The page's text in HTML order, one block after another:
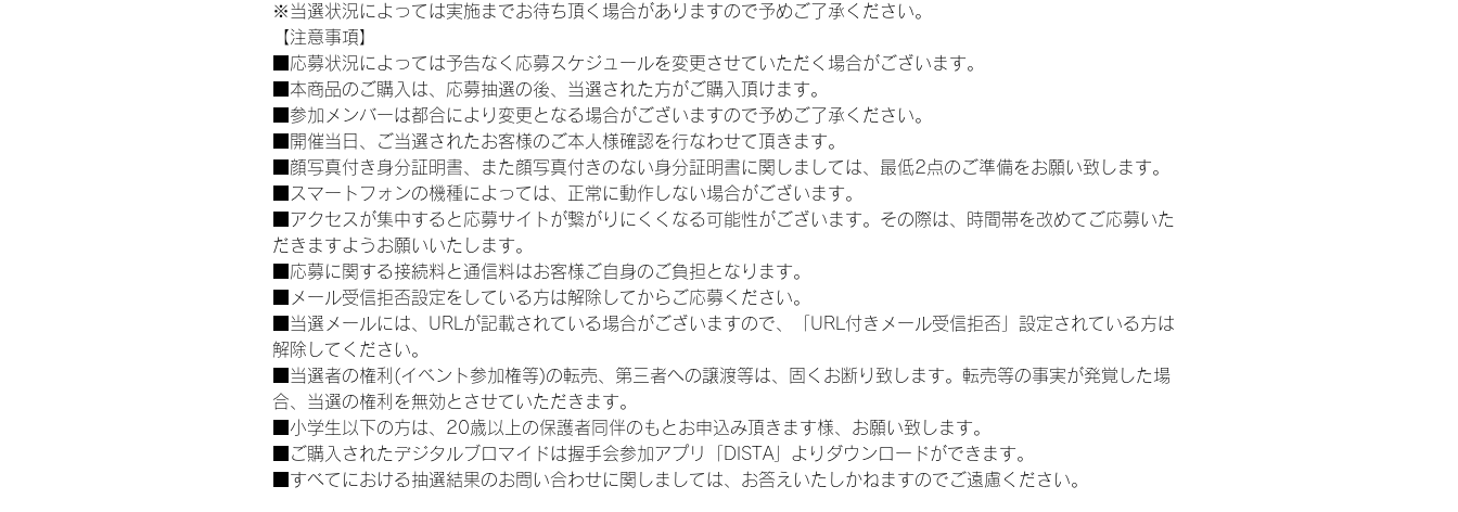
※当選状況によっては実施までお待ち頂く場合がありますので予めご了承ください。
【注意事項】
■応募状況によっては予告なく応募スケジュールを変更させていただく場合がございます。
■本商品のご購入は、応募抽選の後、当選された方がご購入頂けます。
■参加メンバーは都合により変更となる場合がございますので予めご了承ください。
■開催当日、ご当選されたお客様のご本人様確認を行なわせて頂きます。
■顔写真付き身分証明書、また顔写真付きのない身分証明書に関しましては、最低2点のご準備をお願い致します。
■スマートフォンの機種によっては、正常に動作しない場合がございます。
■アクセスが集中すると応募サイトが繋がりにくくなる可能性がございます。その際は、時間帯を改めてご応募いた
だきますようお願いいたします。
■応募に関する接続料と通信料はお客様ご自身のご負担となります。
■メール受信拒否設定をしている方は解除してからご応募ください。
■当選メールには、URLが記載されている場合がございますので、「URL付きメール受信拒否」設定されている方は
解除してください。
■当選者の権利(イベント参加権等)の転売、第三者への譲渡等は、固くお断り致します。転売等の事実が発覚した場
合、当選の権利を無効とさせていただきます。
■小学生以下の方は、20歳以上の保護者同伴のもとお申込み頂きます様、お願い致します。
■ご購入されたデジタルブロマイドは握手会参加アプリ「DISTA」よりダウンロードができます。
■すべてにおける抽選結果のお問い合わせに関しましては、お答えいたしかねますのでご遠慮ください。